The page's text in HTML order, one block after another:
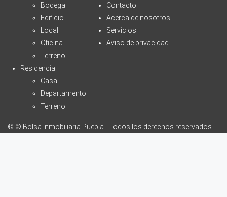
Bodega
Edificio
Local
Oficina
Terreno
Residencial
Casa
Departamento
Terreno
Contacto
Acerca de nosotros
Servicios
Aviso de privacidad
© © Bolsa Inmobiliaria Puebla - Todos los derechos reservados